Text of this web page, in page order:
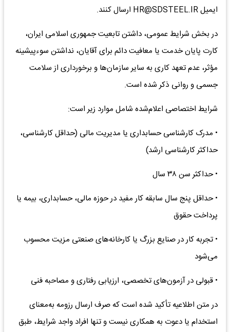
ایمیل HR@SDSTEEL.IR ارسال کنند.
در بخش شرایط عمومی، داشتن تابعیت جمهوری اسلامی ایران،
کارت پایان خدمت یا معافیت دائم برای آقایان، نداشتن سوءپیشینه
مؤثر، عدم تعهد کاری به سایر سازمان‌ها و برخورداری از سلامت
جسمی و روانی ذکر شده است.
شرایط اختصاصی اعلام‌شده شامل موارد زیر است:
• مدرک کارشناسی حسابداری یا مدیریت مالی (حداقل کارشناسی،
حداکثر کارشناسی ارشد)
• حداکثر سن ۳۸ سال
• حداقل پنج سال سابقه کار مفید در حوزه مالی، حسابداری، بیمه یا
پرداخت حقوق
• تجربه کار در صنایع بزرگ یا کارخانه‌های صنعتی مزیت محسوب
می‌شود
• قبولی در آزمون‌های تخصصی، ارزیابی رفتاری و مصاحبه فنی
در متن اطلاعیه تأکید شده است که صرف ارسال رزومه به‌معنای
استخدام یا دعوت به همکاری نیست و تنها افراد واجد شرایط، طبق